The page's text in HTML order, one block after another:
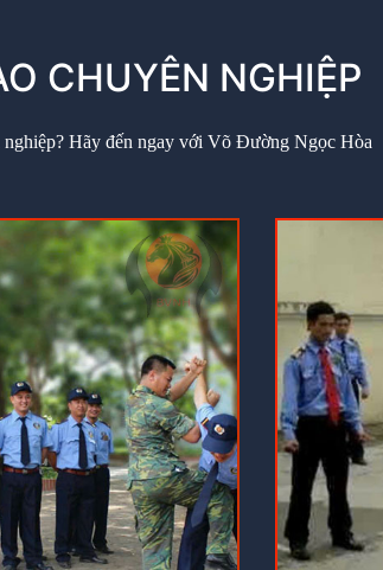
CHUYÊN NGHIỆP
nghiệp? Hãy đến ngay với Võ Đường Ngọc Hòa